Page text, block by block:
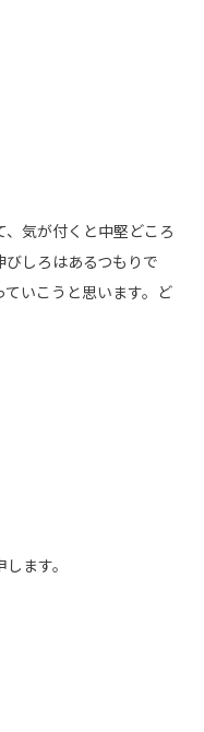
気が付くと中堅どころ
しろはあるつもりで
いこうと思います。ど
ます。